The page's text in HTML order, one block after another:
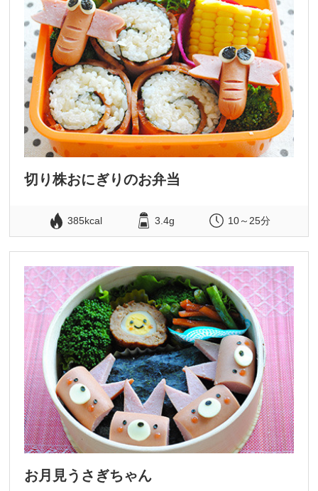
切り株おにぎりのお弁当
385kcal 3.4g 10～25分
お月見うさぎちゃん